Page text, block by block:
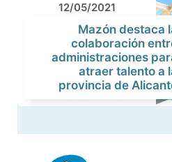
12/05/2021
Mazón destaca
colaboración
administraciones
atraer talento a
provincia de